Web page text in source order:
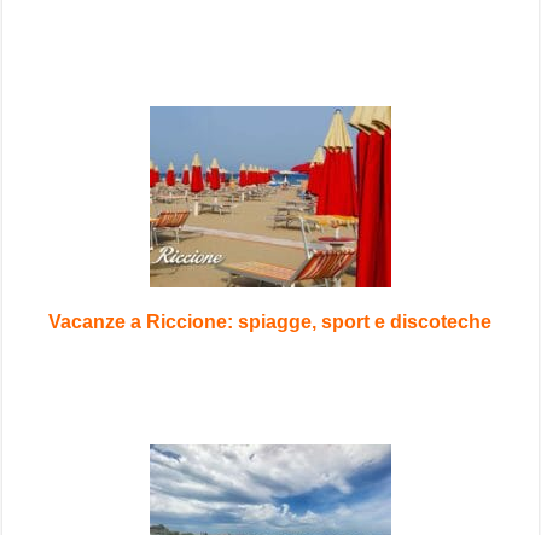
Vacanze a Riccione: spiagge, sport e discoteche